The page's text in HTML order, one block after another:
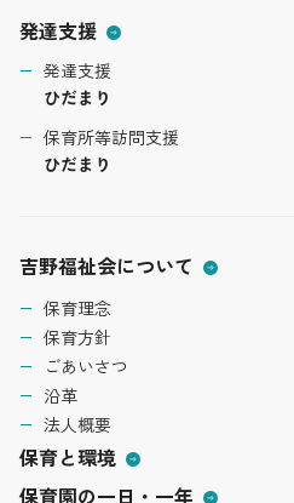
発達支援
発達支援
ひだまり
保育所等訪問支援
ひだまり
吉野福祉会について
保育理念
保育方針
ごあいさつ
沿革
法人概要
保育と環境
保育園の一日・一年